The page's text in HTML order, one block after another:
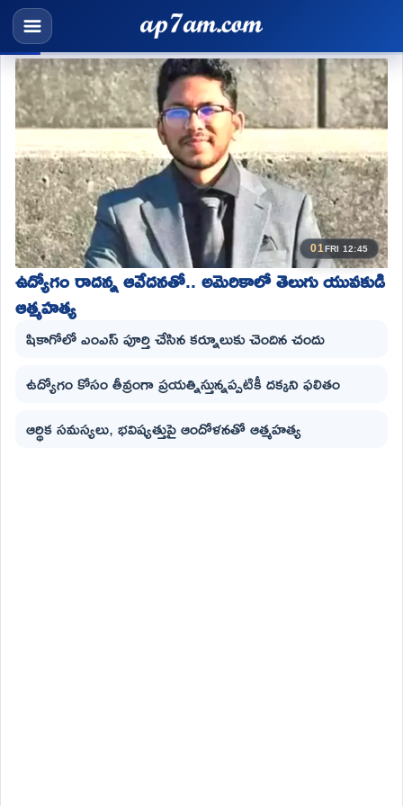
01FRI 12:45
ఉద్యోగం రాదన్న ఆవేదనతో.. అమెరికాలో తెలుగు యువకుడి
ఆత్మహత్య
షికాగోలో ఎంఎస్ పూర్తి చేసిన కర్నూలుకు చెందిన చందు
ఉద్యోగం కోసం తీవ్రంగా ప్రయత్నిస్తున్నప్పటికీ దక్కని ఫలితం
ఆర్థిక సమస్యలు, భవిష్యత్తుపై ఆందోళనతో ఆత్మహత్య